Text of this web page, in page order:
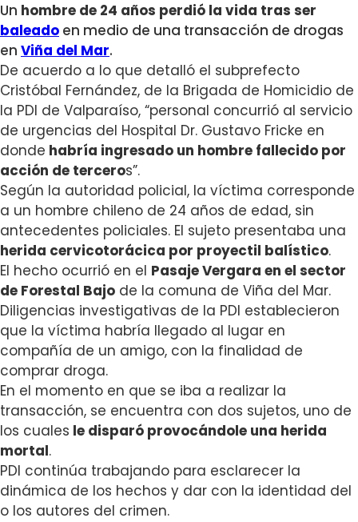
Un hombre de 24 años perdió la vida tras ser
baleado en medio de una transacción de drogas
en Viña del Mar.
De acuerdo a lo que detalló el subprefecto
Cristóbal Fernández, de la Brigada de Homicidio de
la PDI de Valparaíso, “personal concurrió al servicio
de urgencias del Hospital Dr. Gustavo Fricke en
donde habría ingresado un hombre fallecido por
acción de terceros”.
Según la autoridad policial, la víctima corresponde
a un hombre chileno de 24 años de edad, sin
antecedentes policiales. El sujeto presentaba una
herida cervicotorácica por proyectil balístico.
El hecho ocurrió en el Pasaje Vergara en el sector
de Forestal Bajo de la comuna de Viña del Mar.
Diligencias investigativas de la PDI establecieron
que la víctima habría llegado al lugar en
compañía de un amigo, con la finalidad de
comprar droga.
En el momento en que se iba a realizar la
transacción, se encuentra con dos sujetos, uno de
los cuales le disparó provocándole una herida
mortal.
PDI continúa trabajando para esclarecer la
dinámica de los hechos y dar con la identidad del
o los autores del crimen.